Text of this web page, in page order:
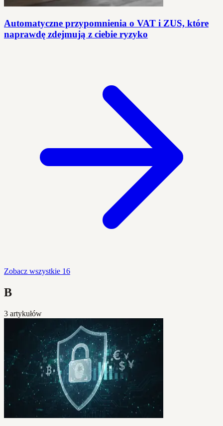
Automatyczne przypomnienia o VAT i ZUS, które
naprawdę zdejmują z ciebie ryzyko
Zobacz wszystkie 16
B
3 artykułów